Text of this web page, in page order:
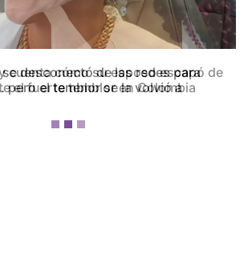
cuenta cómo su esposo escapó de
el fuerte temblor en Colombia